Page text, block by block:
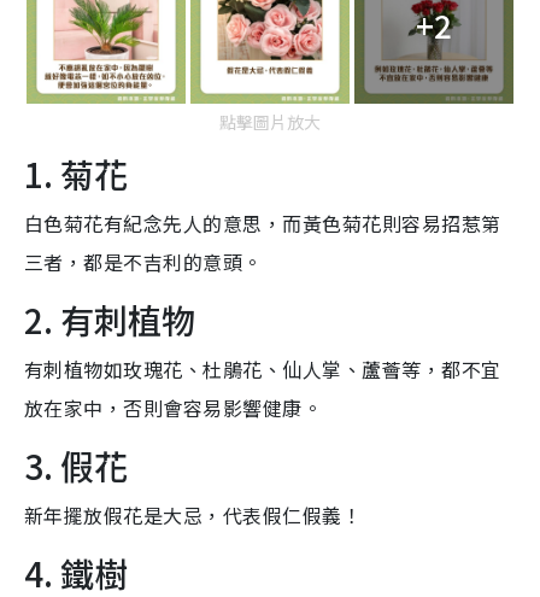
+2
點擊圖片放大
1. 菊花
白色菊花有紀念先人的意思，而黃色菊花則容易招惹第
三者，都是不吉利的意頭。
2. 有刺植物
有刺植物如玫瑰花、杜鵑花、仙人掌、蘆薈等，都不宜
放在家中，否則會容易影響健康。
3. 假花
新年擺放假花是大忌，代表假仁假義！
4. 鐵樹